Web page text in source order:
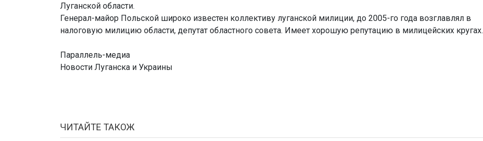
Луганской области.
Генерал-майор Польской широко известен коллективу луганской милиции, до 2005-го года возглавлял в
налоговую милицию области, депутат областного совета. Имеет хорошую репутацию в милицейских кругах.
Параллель-медиа
Новости Луганска и Украины
ЧИТАЙТЕ ТАКОЖ